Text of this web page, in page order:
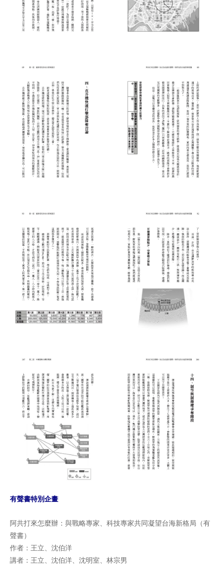
有聲書特別企畫
阿共打來怎麼辦：與戰略專家、科技專家共同凝望台海新格局（有
聲書）
作者：王立、沈伯洋
講者：王立、沈伯洋、沈明室、林宗男